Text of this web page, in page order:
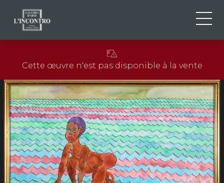
EN
FR
NEWS ED EVENTS
ARTISTES ET ŒUVRES
EXPOSITIONS
CONTACTS
Cette œuvre n'est pas disponible à la vente